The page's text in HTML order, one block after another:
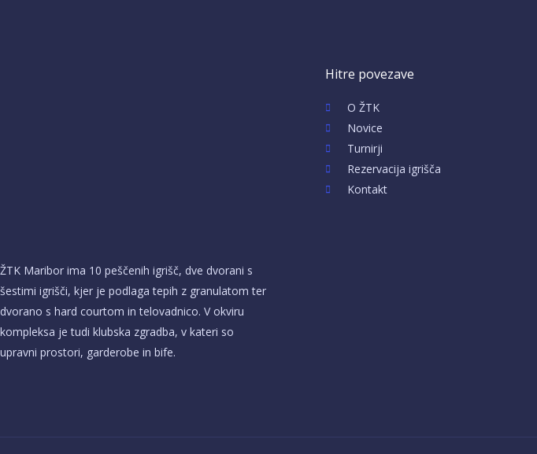
ŽTK Maribor ima 10 peščenih igrišč, dve dvorani s
šestimi igrišči, kjer je podlaga tepih z granulatom ter
dvorano s hard courtom in telovadnico. V okviru
kompleksa je tudi klubska zgradba, v kateri so
upravni prostori, garderobe in bife.
Hitre povezave
O ŽTK
Novice
Turnirji
Rezervacija igrišča
Kontakt